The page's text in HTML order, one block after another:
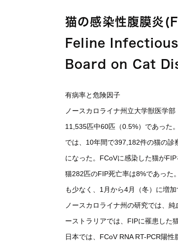
猫の感染性腹膜炎
Feline
Board on Cat
有病率と危険因子
ノースカロライナ州立大学獣医学
11,535匹中60匹（0.5%）であった
では、10年間で397,182件の猫の
になった。FCoVに感染した猫が
猫282匹のFIP死亡率は8%であった
も少なく、1月から4月（冬）に増加
ノースカロライナ州の研究では、
ーストラリアでは、FIPに罹患した
日本では、FCoV RNA RT-PCR陽